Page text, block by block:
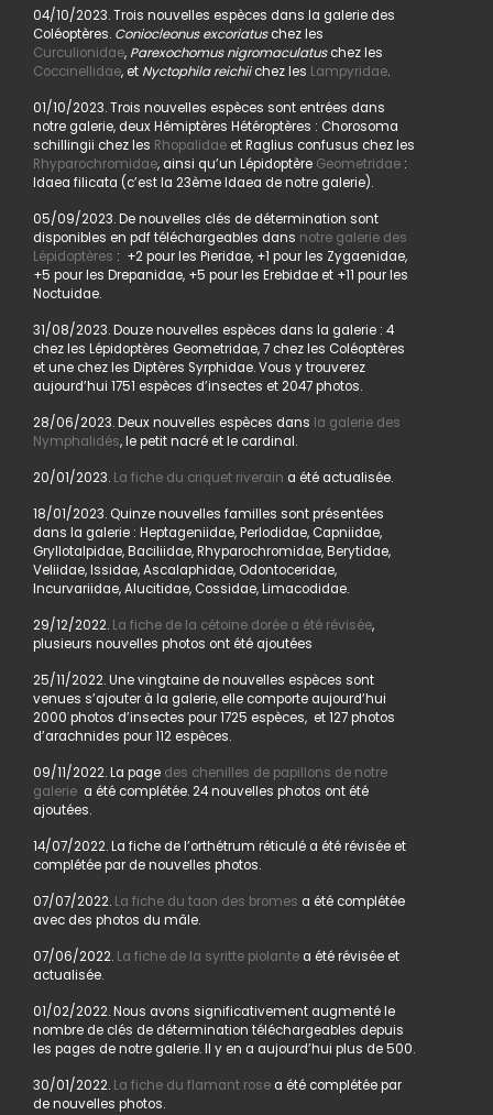
04/10/2023. Trois nouvelles espèces dans la galerie des
Coléoptères. Coniocleonus excoriatuschez les
Curculionidae, Parexochomus nigromaculatuschez les
Coccinellidae, et Nyctophila reichiichez les Lampyridae.
01/10/2023. Trois nouvelles espèces sont entrées dans
notre galerie, deux Hémiptères Hétéroptères : Chorosoma
schillingii chez les Rhopalidaeet Raglius confusus chez les
Rhyparochromidae, ainsi qu’un Lépidoptère Geometridae:
Idaea filicata (c’est la 23ème Idaea de notre galerie).
05/09/2023. De nouvelles clés de détermination sont
disponibles en pdf téléchargeables dans notre galerie des
Lépidoptères : +2 pour les Pieridae, +1 pour les Zygaenidae,
+5 pour les Drepanidae, +5 pour les Erebidae et +11 pour les
Noctuidae.
31/08/2023. Douze nouvelles espèces dans la galerie : 4
chez les Lépidoptères Geometridae, 7 chez les Coléoptères
et une chez les Diptères Syrphidae. Vous y trouverez
aujourd’hui 1751 espèces d’insectes et 2047 photos.
28/06/2023. Deux nouvelles espèces dans la galerie des
Nymphalidés, le petit nacré et le cardinal.
20/01/2023. La fiche du criquet riverain a été actualisée.
18/01/2023. Quinze nouvelles familles sont présentées
dans la galerie : Heptageniidae, Perlodidae, Capniidae,
Gryllotalpidae, Baciliidae, Rhyparochromidae, Berytidae,
Veliidae, Issidae, Ascalaphidae, Odontoceridae,
Incurvariidae, Alucitidae, Cossidae, Limacodidae.
29/12/2022. La fiche de la cétoine dorée a été révisée,
plusieurs nouvelles photos ont été ajoutées
25/11/2022. Une vingtaine de nouvelles espèces sont
venues s’ajouter à la galerie, elle comporte aujourd’hui
2000 photos d’insectes pour 1725 espèces, et 127 photos
d’arachnides pour 112 espèces.
09/11/2022. La page des chenilles de papillons de notre
galerie a été complétée. 24 nouvelles photos ont été
ajoutées.
14/07/2022. La fiche de l’orthétrum réticulé a été révisée et
complétée par de nouvelles photos.
07/07/2022. La fiche du taon des bromes a été complétée
avec des photos du mâle.
07/06/2022. La fiche de la syritte piolantea été révisée et
actualisée.
01/02/2022. Nous avons significativement augmenté le
nombre de clés de détermination téléchargeables depuis
les pages de notre galerie. Il y en a aujourd’hui plus de 500.
30/01/2022. La fiche du flamant rosea été complétée par
de nouvelles photos.